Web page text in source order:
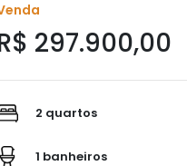
297.900,00
2 quartos
1 banheiros